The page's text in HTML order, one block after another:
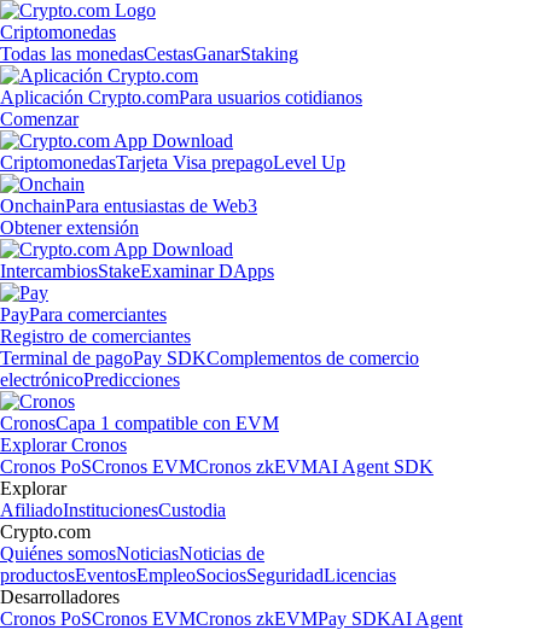
Criptomonedas
Todas las monedasCestasGanarStaking
Aplicación Crypto.comPara usuarios cotidianos
Comenzar
CriptomonedasTarjeta Visa prepagoLevel Up
OnchainPara entusiastas de Web3
Obtener extensión
IntercambiosStakeExaminar DApps
PayPara comerciantes
Registro de comerciantes
Terminal de pagoPay SDKComplementos de comercio
electrónicoPredicciones
CronosCapa 1 compatible con EVM
Explorar Cronos
Cronos PoSCronos EVMCronos zkEVMAI Agent SDK
Explorar
AfiliadoInstitucionesCustodia
Crypto.com
Quiénes somosNoticiasNoticias de
productosEventosEmpleoSociosSeguridadLicencias
Desarrolladores
Cronos PoSCronos EVMCronos zkEVMPay SDKAI Agent